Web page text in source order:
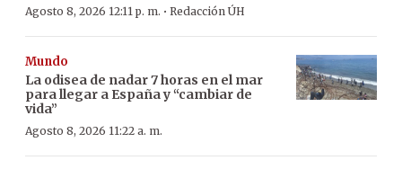
Agosto 8, 2026 12:11 p. m. · Redacción ÚH
Mundo
La odisea de nadar 7 horas en el mar
para llegar a España y “cambiar de
vida”
Agosto 8, 2026 11:22 a. m.